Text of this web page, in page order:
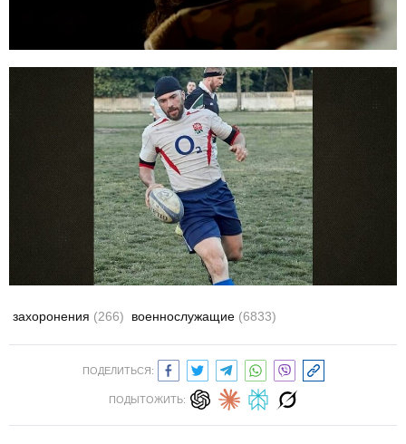
захоронения (266) военнослужащие (6833)
ПОДЕЛИТЬСЯ:
ПОДЫТОЖИТЬ: